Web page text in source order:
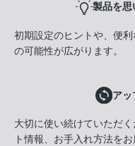
製品を思
初期設定のヒントや、便
の可能性が広がります。
アッ
大切に使い続けていただ
ト情報、お手入れ方法をお